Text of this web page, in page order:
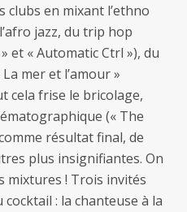
clubs en mixant l’ethno
jazz, du trip hop
et « Automatic Ctrl »), du
mer et l’amour »
cela frise le bricolage,
(« The
résultat final, de
plus insignifiantes. On
mixtures ! Trois invités
: la chanteuse à la